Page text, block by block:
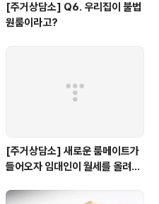
[주거상담소] Q6. 우리집이 불법
원룸이라고?
[주거상담소] 새로운 룸메이트가
들어오자 임대인이 월세를 올려달